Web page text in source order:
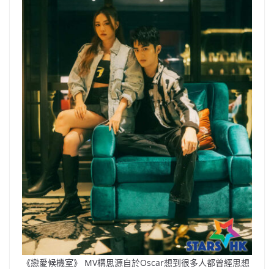
《戀愛候機室》 MV構思源自於Oscar想到很多人都曾經思想